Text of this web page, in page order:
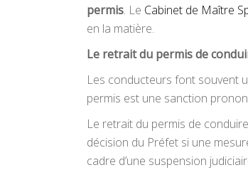
permis. Le Cabinet de Maître
en la matière.
Le retrait du permis de
Les conducteurs font souvent
permis est une sanction
Le retrait du permis de
décision du Préfet si une
cadre d’une suspension